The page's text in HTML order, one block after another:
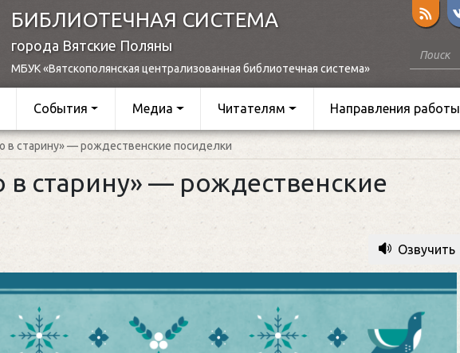
БИБЛИОТЕЧНАЯ СИСТЕМА
города Вятские Поляны
МБУК «Вятскополянская централизованная библиотечная система»
События Медиа Читателям Направления работы
в старину» — рождественские посиделки
в старину» — рождественские
Озвучить